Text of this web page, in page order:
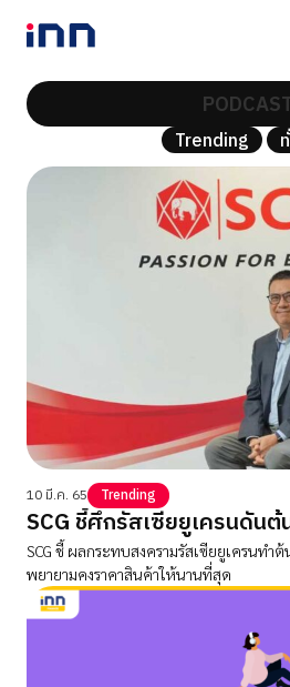
NEWS
ENTERTAINMENT
LIFESTYLE
Trending
10 มี.ค. 65 Trending
SCG ชี้ศึกรัสเซียยูเครนดัน
SCG ชี้ ผลกระทบสงครามรัสเซียยูเครนท
พยายามคงราคาสินค้าให้นานที่สุด